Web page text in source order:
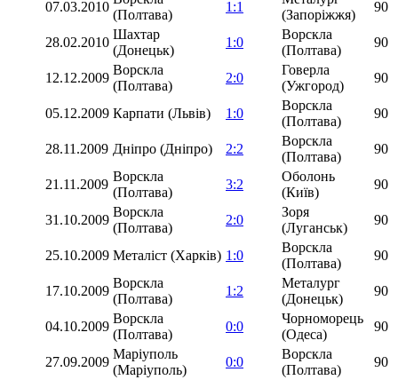
07.03.2010
(Полтава)
1:1
(Запоріжжя)
90
28.02.2010
Шахтар
(Донецьк)
1:0
Ворскла
(Полтава)
90
12.12.2009
Ворскла
(Полтава)
2:0
Говерла
(Ужгород)
90
05.12.2009 Карпати (Львів) 1:0
Ворскла
(Полтава)
90
28.11.2009 Дніпро (Дніпро) 2:2
Ворскла
(Полтава)
90
21.11.2009
Ворскла
(Полтава)
3:2
Оболонь
(Київ)
90
31.10.2009
Ворскла
(Полтава)
2:0
Зоря
(Луганськ)
90
25.10.2009 Металіст (Харків) 1:0
Ворскла
(Полтава)
90
17.10.2009
Ворскла
(Полтава)
1:2
Металург
(Донецьк)
90
04.10.2009
Ворскла
(Полтава)
0:0
Чорноморець
(Одеса)
90
27.09.2009
Маріуполь
(Маріуполь)
0:0
Ворскла
(Полтава)
90